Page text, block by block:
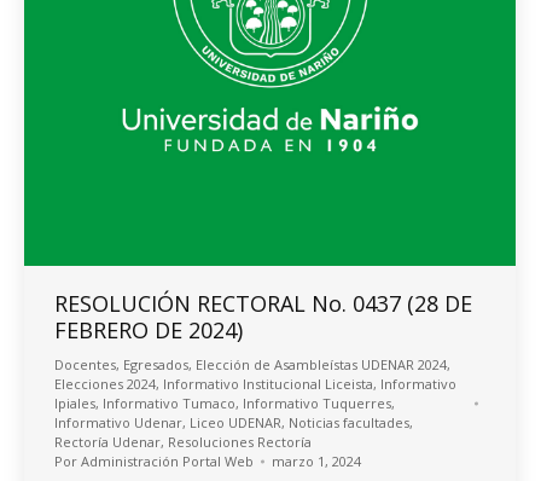
RESOLUCIÓN RECTORAL No. 0437 (28 DE
FEBRERO DE 2024)
Docentes, Egresados, Elección de Asambleístas UDENAR 2024,
Elecciones 2024, Informativo Institucional Liceista, Informativo
Ipiales, Informativo Tumaco, Informativo Tuquerres,
Informativo Udenar, Liceo UDENAR, Noticias facultades,
Rectoría Udenar, Resoluciones Rectoría
Por Administración Portal Web marzo 1, 2024